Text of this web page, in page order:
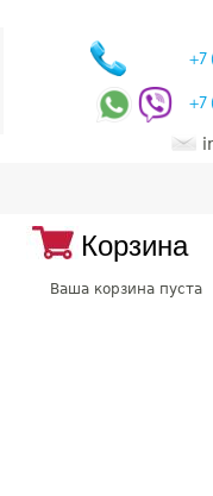
+7
+7
Корзина
Ваша корзина пуста